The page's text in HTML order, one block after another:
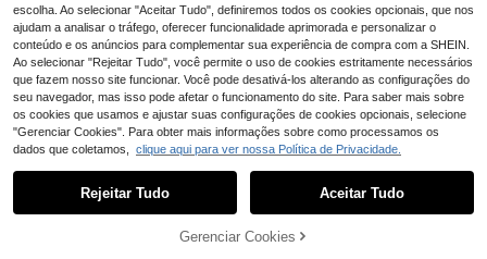
ADICIONAR AO CARRINHO
escolha. Ao selecionar "Aceitar Tudo", definiremos todos os cookies opcionais, que nos
ajudam a analisar o tráfego, oferecer funcionalidade aprimorada e personalizar o
conteúdo e os anúncios para complementar sua experiência de compra com a SHEIN.
Ao selecionar "Rejeitar Tudo", você permite o uso de cookies estritamente necessários
que fazem nosso site funcionar. Você pode desativá-los alterando as configurações do
seu navegador, mas isso pode afetar o funcionamento do site. Para saber mais sobre
os cookies que usamos e ajustar suas configurações de cookies opcionais, selecione
"Gerenciar Cookies". Para obter mais informações sobre como processamos os
dados que coletamos, clique aqui para ver nossa Política de Privacidade.
Rejeitar Tudo Aceitar Tudo
Gerenciar Cookies